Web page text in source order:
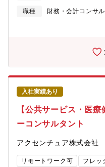
ームリードやマネジメントの
既存事業に対して最も大きな
向けたご支援を行います。ア
アントの企業価値最大化を実
ト事例】■Deal Execution支
象会社コンタクトなど）
向けたTSA締結/新オペレー
プ実行支援（DXも含めたバリ
■カーブアウト実行支援（事
ロンイシューの特定とTSA売手案の立
（会社統合・TSA Exitに向け
マネジメント）【ポジション
End to Endで支援するため、
チュアの強みであるグローバ
用して最新かつ先進的な案件
職種
財務・会計コンサ
入社実績あり
【公共サービス・医
ーコンサルタント
アクセンチュア株式会社
リモートワーク可 フレッ